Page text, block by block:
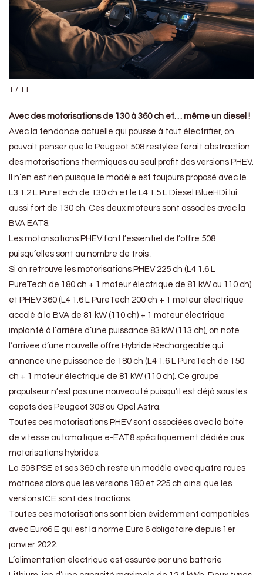
1 / 11
Avec des motorisations de 130 à 360 ch et… même un diesel !
Avec la tendance actuelle qui pousse à tout électrifier, on
pouvait penser que la Peugeot 508 restylée ferait abstraction
des motorisations thermiques au seul profit des versions PHEV.
Il n’en est rien puisque le modèle est toujours proposé avec le
L3 1.2 L PureTech de 130 ch et le L4 1.5 L Diesel BlueHDi lui
aussi fort de 130 ch. Ces deux moteurs sont associés avec la
BVA EAT8.
Les motorisations PHEV font l’essentiel de l’offre 508
puisqu’elles sont au nombre de trois .
Si on retrouve les motorisations PHEV 225 ch (L4 1.6 L
PureTech de 180 ch + 1 moteur électrique de 81 kW ou 110 ch)
et PHEV 360 (L4 1.6 L PureTech 200 ch + 1 moteur électrique
accolé à la BVA de 81 kW (110 ch) + 1 moteur électrique
implanté à l’arrière d’une puissance 83 kW (113 ch), on note
l’arrivée d’une nouvelle offre Hybride Rechargeable qui
annonce une puissance de 180 ch (L4 1.6 L PureTech de 150
ch + 1 moteur électrique de 81 kW (110 ch). Ce groupe
propulseur n’est pas une nouveauté puisqu’il est déjà sous les
capots des Peugeot 308 ou Opel Astra.
Toutes ces motorisations PHEV sont associées avec la boite
de vitesse automatique e-EAT8 spécifiquement dédiée aux
motorisations hybrides.
La 508 PSE et ses 360 ch reste un modèle avec quatre roues
motrices alors que les versions 180 et 225 ch ainsi que les
versions ICE sont des tractions.
Toutes ces motorisations sont bien évidemment compatibles
avec Euro6 E qui est la norme Euro 6 obligatoire depuis 1er
janvier 2022.
L’alimentation électrique est assurée par une batterie